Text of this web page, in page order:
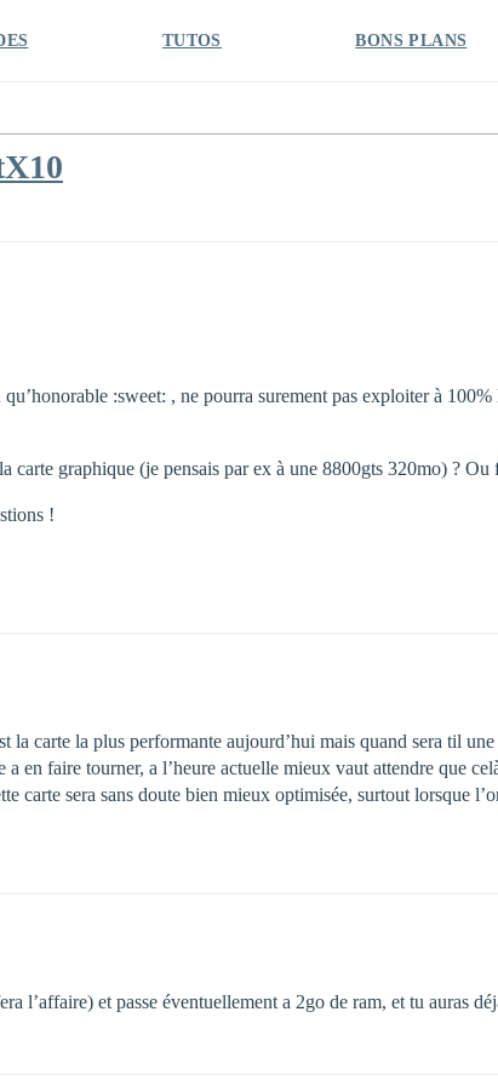
TUTOS BONS PLANS
:sweet: , ne pourra surement pas exploiter à
carte graphique (je pensais par ex à une 8800gts 320mo) ?
!
la carte la plus performante aujourd’hui mais quand sera til
en faire tourner, a l’heure actuelle mieux vaut attendre que
carte sera sans doute bien mieux optimisée, surtout lorsque
l’affaire) et passe éventuellement a 2go de ram, et tu auras